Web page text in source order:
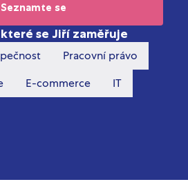
Seznamte se
se Jiří zaměřuje
Pracovní právo
E-commerce IT